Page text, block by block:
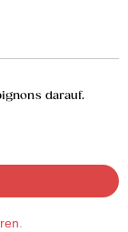
darauf.
.